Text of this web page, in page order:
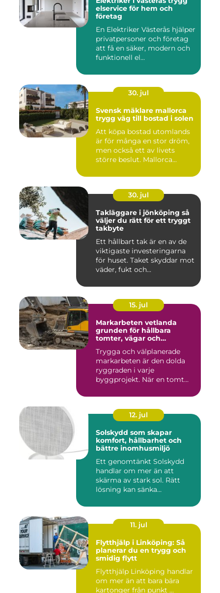
elservice för hem och
företag
En Elektriker Västerås hjälper
privatpersoner och företag
att få en säker, modern och
funktionell el...
30. jul
Svensk mäklare mallorca
trygg väg till bostad i solen
Att köpa bostad utomlands
är för många en stor dröm,
men också ett av livets
större beslut. Mallorca...
30. jul
Takläggare i jönköping så
väljer du rätt för ett tryggt
takbyte
Ett hållbart tak är en av de
viktigaste investeringarna
för huset. Taket skyddar mot
väder, fukt och...
15. jul
Markarbeten vetlanda
grunden för hållbara
tomter, vägar och
Trygga och välplanerade
markarbeten är den dolda
ryggraden i varje
byggprojekt. När en tomt
12. jul
Solskydd som skapar
komfort, hållbarhet och
bättre inomhusmiljö
Ett genomtänkt Solskydd
handlar om mer än att
skärma av stark sol. Rätt
lösning kan sänka
11. jul
Flytthjälp i Linköping: Så
planerar du en trygg och
smidig flytt
Flytthjälp Linköping handlar
om mer än att bara bära
kartonger från punkt ...